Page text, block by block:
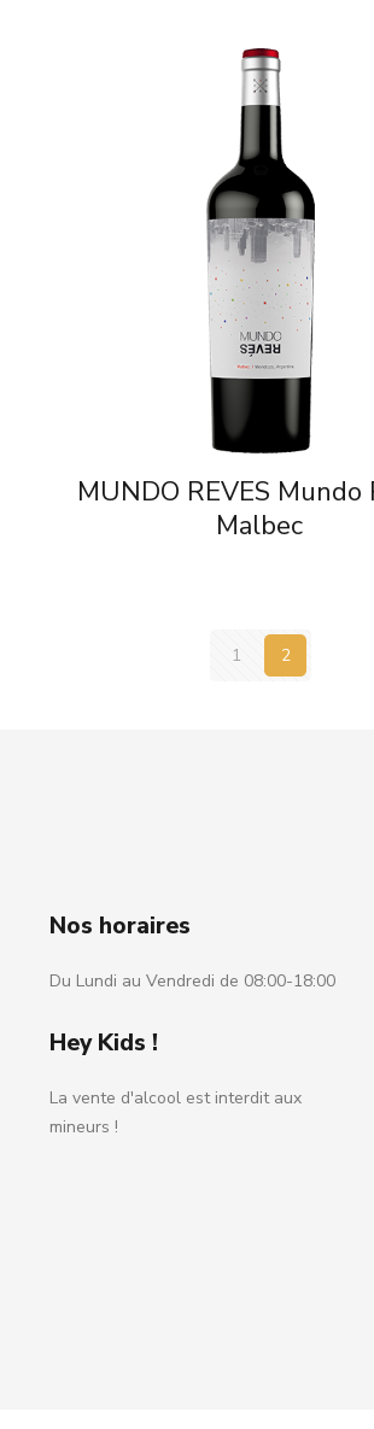
MUNDO REVES Mundo
Malbec
1 2
Nos horaires
Du Lundi au Vendredi de 08:00-18:00
Hey Kids !
La vente d'alcool est interdit aux
mineurs !